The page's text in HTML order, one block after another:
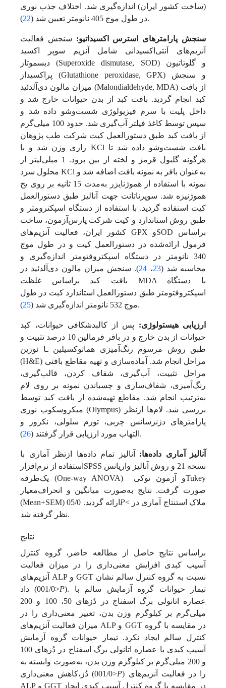
(ساخت کشور ایران) اندازه‌گیری شد. اختلاف جذب نوری
در طول موج 405 نانومتر تعیین شد (
22 ).
سنجش پارامترهای استرس اکسیداتیو: سنجش فعالیت
آنزیم‌های آنتی‌اکسیدانی شامل آنزیم سوپر اکسید
دیسموتاز (Superoxide dismutase, SOD) و گلوتاتیون
پراکسیداز (Glutathione peroxidase, GPX) و سنجش
میزان مالون دی‌آلدئید (Malondialdehyde, MDA) از بافت
کبد انجام گردید. بافت کبد از بدن حیوانات خارج شد و
داخل پلیت با سرم فیزیولوژی شست‌وشو داده شد و
سپس توسط کاغذ فیلتر آب‌گیری شد. حدود 100 میلی‌گرم
از بافت کبد طبق دستور‌العمل کیت شرکت طب پژوهان
رازی وزن شد و با KCl بافت شست‌وشو داده شد تا
هرگونه گلبول قرمز و لخته از بین برود. 1 میلی‌لیتر از
محلول سرد KCl به‌عنوان بافر به نمونه بافت اضافه شد و
نمونه با استفاده از هموژنایزر به‌مدت 15 ثانیه بر روی یخ
هموژنیزه شد. سوپرناتانت جهت آنالیز طبق دستورالعمل
کیت استفاده گردید. با استفاده از دستگاه اسپکترومتر و
طبق روش استاندارد و کیت شرکت پارس‌آزمون، ساخت
کشور ایران، فعالیت آنزیم‌های GPX وSOD بر‌اساس
فرمول ارائه‌شده در دستورالعمل کیت و در طول موج
340 نانومتر در دستگاه اسپکتروفتومتر اندازه‌گیری و
محاسبه شد (23، 24). سنجش میزان مالون دی‌آلدئید در
بافت کبد براساس غلظت MDA با دستگاه
اسپکتروفتومتر طبق دستورالعمل استاندارد کیت در طول
موج 532 نانومتر اندازه‌گیری شد (
25 ).
ارزیابی هیستولوژی: پس از کالبد‌شکافی حیوانات، کبد
حیوانات از بدن خارج و در بافر فرمالین 10 درصد تثبیت و
طبق روش مرسوم رنگ‌آمیزی هماتوکسیلین ـا ئوزین
(H&E) مراحل انجام شد. آماده‌سازی و تهیه مقاطع بافتی
مراحل تثبیت، آب‌گیری، شفاف کردن، قالب‌گیری،
رنگ‌آمیزی، شفاف‌سازی و چسباندن نمونه بر روی لام
به‌ترتیب انجام شد. مقاطع تهیه‌شده از بافت کبد توسط
میکروسکوپ نوری (Olympus) بررسی شد. لام‌‌ها از‌نظر
پارامترهای دژنرسانس چربی، تورم سلولی، نکروز و
التهاب مورد ارزیابی قرار گرفتند (26 ).
آنالیز آماری داده‌ها:
آنالیز تمام داده‌‌ها از‌نظر آماری با
استفاده از نرم‌افزارSPSS نسخه 21 و روش آنالیز واریانس
یک‌طرفه (One-way ANOVA) و آزمون توکیTukey
صورت گرفت. نتایج به‌صورت میانگین و انحراف‌معیار
(Mean+SEM) ارائه گردید. 05/0 P< ملاک استنتاج آماری در
نظر گرفته شد.
نتایج
بر‌اساس نتایج حاصل از مطالعه حاضر، گروه کنترل
آسیب کبدی افزایش معنی‌داری را در میزان فعالیت
آنزیم‌های ALP و GGT نسبت به گروه کنترل سالم نشان
داد (001/0>P). تیمار حیوانات گروه آزمایش سالم با
عصاره اتانولی برگ اسفناج در دُز‌های 50، 100 و 200
میلی‌گرم بر کیلوگرم وزن بدن، تغییر معنی‌داری را در
میزان فعالیت آنزیم‌های ALP و GGT در مقایسه با گروه
کنترل سالم ایجاد نکرد. تیمار حیوانات گروه آزمایش
آسیب کبدی با عصاره اتانولی برگ اسفناج در دُزهای 100
و 200 میلی‌گرم بر کیلو‌گرم وزن بدن، به‌صورت وابسته به
دُز،کاهش معنی‌داری (001/0>P) را در فعالیت آنزیم‌های
ALP و GGT در مقایسه با گروه کنترل آسیب کبدی ایجاد